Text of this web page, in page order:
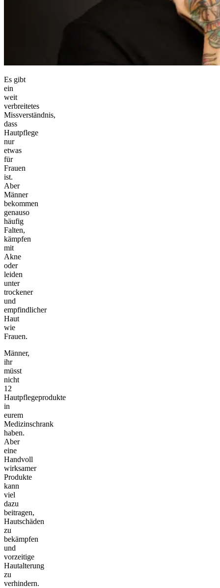
Es gibt
ein
weit
verbreitetes
Missverständnis,
dass
Hautpflege
nur
etwas
für
Frauen
ist.
Aber
Männer
bekommen
genauso
häufig
Falten,
kämpfen
mit
Akne
oder
leiden
unter
trockener
und
empfindlicher
Haut
wie
Frauen.
Männer,
ihr
müsst
nicht
12
Hautpflegeprodukte
in
eurem
Medizinschrank
haben.
Aber
eine
Handvoll
wirksamer
Produkte
kann
viel
dazu
beitragen,
Hautschäden
zu
bekämpfen
und
vorzeitige
Hautalterung
zu
verhindern.